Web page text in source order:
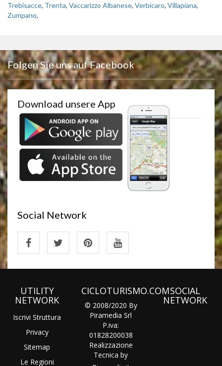
Trebisacce, Trenta, Vaccarizzo Albanese, Verbicaro, Villapiana,
Zumpano,
Folgen Sie uns auf Facebook
Download unsere App
Social Network
UTILITY
NETWORK
Iscrivi Struttura
Privacy
Sitemap
Le Regioni
CICLOTURISMO.COM
© 2008/2020 By
Piramedia Srl
P.iva:
01828200038
Realizzazione
Tecnica by
SOCIAL
NETWORK